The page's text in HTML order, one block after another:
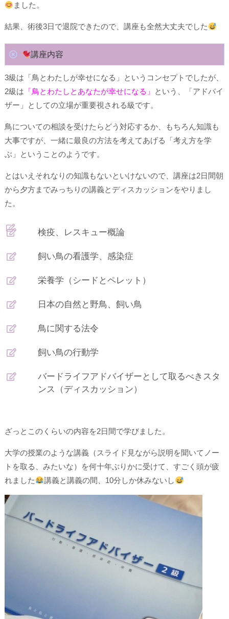
ました。
結果、術後3日で退院できたので、講座も全然大丈夫でした
講座内容
3級は「鳥とわたしが幸せになる」というコンセプトでしたが、
2級は 「鳥とわたしとあなたが幸せになる」
という、「アドバイ
ザー」としての立場が重要視される級です。
鳥についての相談を受けたらどう対応するか、もちろん知識も
大事ですが、一緒に最良の方法を考えてあげる「考え方を学
ぶ」ということのようです。
とはいえそれなりの知識もないといけないので、講座は2日間朝
から夕方までみっちりの講義とディスカッションをやりまし
た。
検疫、レスキュー概論
飼い鳥の看護学、感染症
栄養学（シードとペレット）
日本の自然と野鳥、飼い鳥
鳥に関する法令
飼い鳥の行動学
バードライフアドバイザーとして取るべきスタ
ンス（ディスカッション）
ざっとこのくらいの内容を2日間で学びました。
大学の授業のような講義（スライド見ながら説明を聞いてノー
トを取る、みたいな）を何十年ぶりかに受けて、すごく頭が疲
れました
講義と講義の間、10分しか休みないし